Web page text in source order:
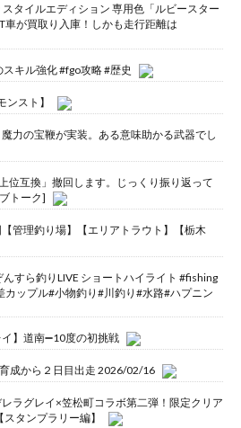
タイルエディション 専用色「ルビースター
が買取り入庫！しかも走行距離は
キル強化 #fgo攻略 #歴史
スト】
魔力の宝鞭が実装。ある意味助かる武器でし
位互換」撤回します。じっくり振り返って
トーク]
管理釣り場】【エリアトラウト】【栃木
すら釣りLIVE ショートハイライト #fishing
カップル#小物釣り#川釣り#水路#ハプニン
】道南➖10度の初挑戦
成から２日目出走 2026/02/16
レラグレイ×笠松町コラボ第二弾！限定クリア
タンプラリー編】